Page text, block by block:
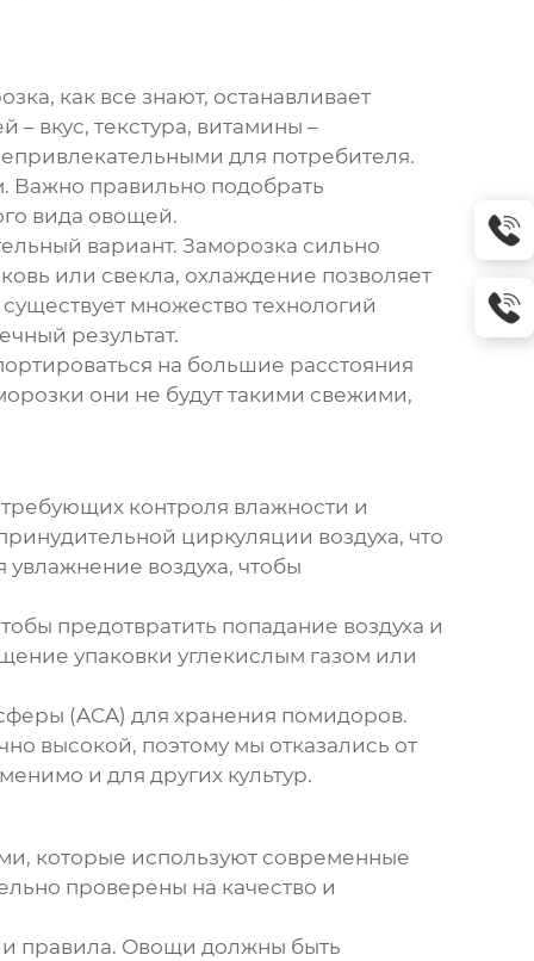
как все знают, останавливает
вкус, текстура, витамины –
для потребителя.
Важно правильно подобрать
вида овощей.
вариант. Заморозка сильно
или свекла, охлаждение позволяет
множество технологий
результат.
на большие расстояния
они не будут такими свежими,
контроля влажности и
циркуляции воздуха, что
воздуха, чтобы
предотвратить попадание воздуха и
упаковки углекислым газом или
(ACA) для хранения помидоров.
высокой, поэтому мы отказались от
и для других культур.
которые используют современные
проверены на качество и
и правила. Овощи должны быть